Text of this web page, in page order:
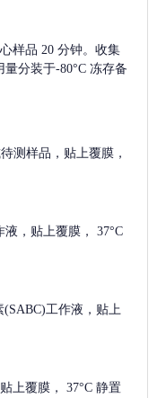
样品 20 分钟。收集
量分装于-80°C 冻存备
测样品，贴上覆膜，
，贴上覆膜， 37°C
(SABC)工作液，贴上
上覆膜， 37°C 静置